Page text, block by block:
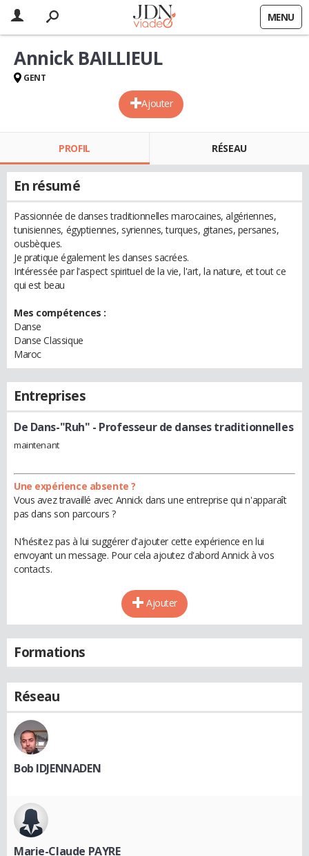
MENU
Ajouter
Annick BAILLIEUL
GENT
PROFIL RÉSEAU
En résumé
Passionnée de danses traditionnelles marocaines, algériennes,
tunisiennes, égyptiennes, syriennes, turques, gitanes, persanes,
ousbèques.
Je pratique également les danses sacrées.
Intéressée par l'aspect spirituel de la vie, l'art, la nature, et tout ce
qui est beau
Mes compétences :
Danse
Danse Classique
Maroc
Entreprises
De Dans-"Ruh" - Professeur de danses traditionnelles
maintenant
Une expérience absente ?
Vous avez travaillé avec Annick dans une entreprise qui n'apparaît
pas dans son parcours ?
N'hésitez pas à lui suggérer d'ajouter cette expérience en lui
envoyant un message. Pour cela ajoutez d'abord Annick à vos
contacts.
Ajouter
Formations
Réseau
Bob IDJENNADEN
Marie-Claude PAYRE